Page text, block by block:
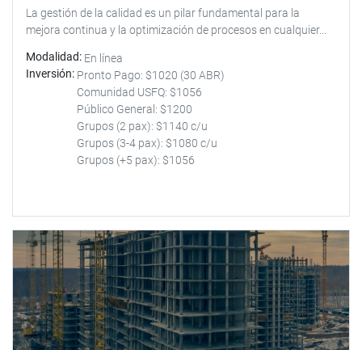
La gestión de la calidad es un pilar fundamental para la
mejora continua y la optimización de procesos en cualquier...
Modalidad En línea
Inversión Pronto Pago: $1020 (30 ABR)
Comunidad USFQ: $1056
Público General: $1200
Grupos (2 pax): $1140 c/u
Grupos (3-4 pax): $1080 c/u
Grupos (+5 pax): $1056